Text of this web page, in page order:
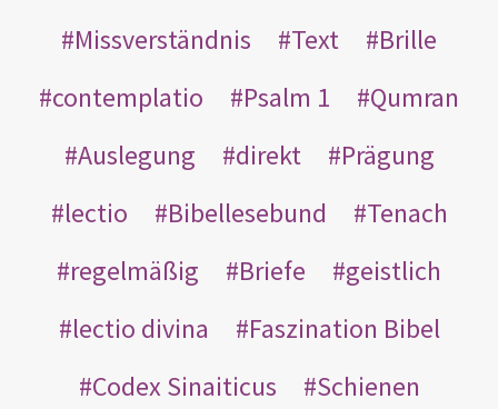
Missverständnis
Text
Brille
contemplatio
Psalm 1
Qumran
Auslegung
direkt
Prägung
lectio
Bibellesebund
Tenach
regelmäßig
Briefe
geistlich
lectio divina
Faszination Bibel
Codex Sinaiticus
Schienen